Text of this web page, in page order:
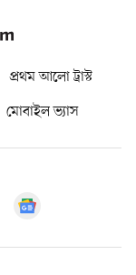
প্রথম আলো ট্রাস্ট
মোবাইল ভ্যাস